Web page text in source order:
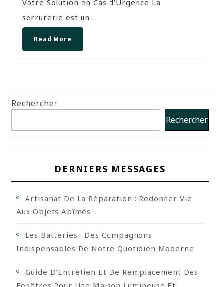
Votre Solution en Cas d’Urgence La
serrurerie est un ...
Read More
Rechercher
Rechercher
DERNIERS MESSAGES
Artisanat De La Réparation : Redonner Vie
Aux Objets Abîmés
Les Batteries : Des Compagnons
Indispensables De Notre Quotidien Moderne
Guide D’Entretien Et De Remplacement Des